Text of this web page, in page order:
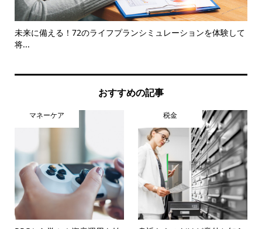
未来に備える！72のライフプランシミュレーションを体験して
将...
おすすめの記事
マネーケア 税金